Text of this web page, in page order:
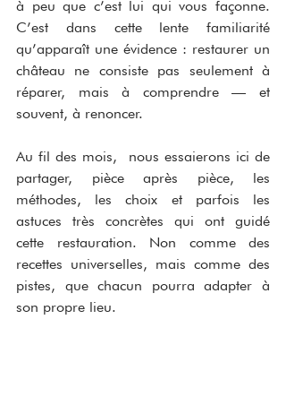
à peu que c’est lui qui vous façonne.
C’est dans cette lente familiarité
qu’apparaît une évidence : restaurer un
château ne consiste pas seulement à
réparer, mais à comprendre — et
souvent, à renoncer.
Au fil des mois,  nous essaierons ici de
partager, pièce après pièce, les
méthodes, les choix et parfois les
astuces très concrètes qui ont guidé
cette restauration. Non comme des
recettes universelles, mais comme des
pistes, que chacun pourra adapter à
son propre lieu.